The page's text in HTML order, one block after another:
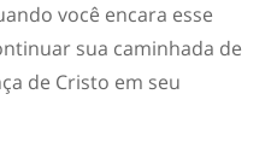
você encara esse
sua caminhada de
de Cristo em seu